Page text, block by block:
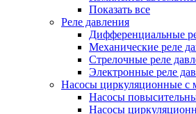
Показать все
Реле давления
Дифференциальные
Механические реле
Стрелочные реле
Электронные реле
Насосы циркуляционные с
Насосы
Насосы